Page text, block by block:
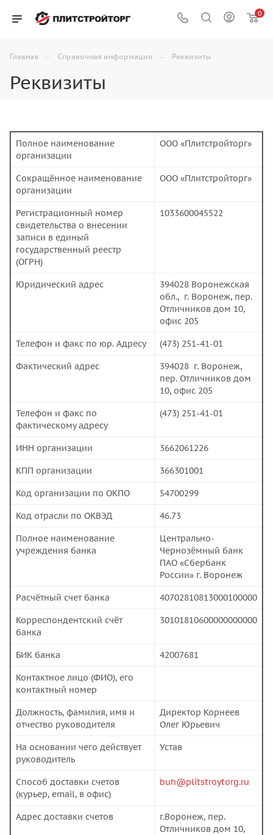
0
Главная — Справочная информация — Реквизиты
Реквизиты
Полное наименование
организации
ООО «Плитстройторг»
Сокращённое наименование
организации
ООО «Плитстройторг»
Регистрационный номер
свидетельства о внесении
записи в единый
государственный реестр
(ОГРН)
1033600045522
Юридический адрес
394028 Воронежская
обл., г. Воронеж, пер.
Отличников дом 10,
офис 205
Телефон и факс по юр. Адресу (473) 251-41-01
Фактический адрес
394028 г. Воронеж,
пер. Отличников дом
10, офис 205
Телефон и факс по
фактическому адресу
(473) 251-41-01
ИНН организации 3662061226
КПП организации 366301001
Код организации по ОКПО 54700299
Код отрасли по ОКВЭД 46.73
Полное наименование
учреждения банка
Центрально-
Чернозёмный банк
ПАО «Сбербанк
России» г. Воронеж
Расчётный счет банка 40702810813000100000
Корреспондентский счёт
банка
30101810600000000000
БИК банка 42007681
Контактное лицо (ФИО), его
контактный номер
Должность, фамилия, имя и
отчество руководителя
Директор Корнеев
Олег Юрьевич
На основании чего действует
руководитель
Устав
Способ доставки счетов
(курьер, email, в офис)
buh@plitstroytorg.ru
Адрес доставки счетов
г.Воронеж, пер.
Отличников дом 10,